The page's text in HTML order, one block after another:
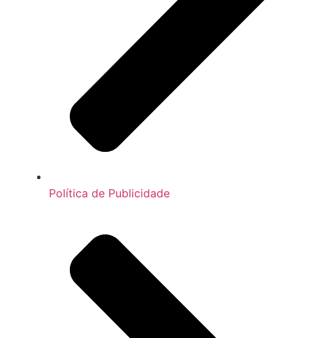
Política de Publicidade